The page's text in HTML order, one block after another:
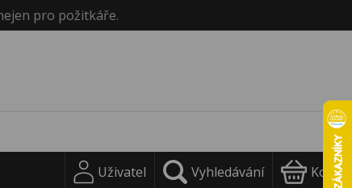
pro požitkáře.
Uživatel Vyhledávání Košík